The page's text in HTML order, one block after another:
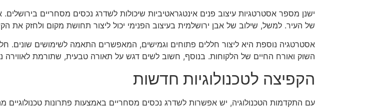
ישנן מספר אסטרטגיות עיצוב פנים אינטגראטיביות שיכולות לשדרג נכסים מסחריים
של העיר. למשל, שילוב של אבן ירושלמית בעיצוב הפנימי יכול ליצור תחושת מקום ולחזק את
אסטרטגיה נוספת היא ליצור חללים פתוחים וגמישים, המאפשרים התאמה לשימושים
השוק ואורח החיים של הלקוחות. בנוסף, חשוב לשים דגש על תאורה טבעית, שתורמת לאווירה
הקפיצה לטכנולוגיות חדשות
עם התקדמות הטכנולוגיה, יש אפשרות לשדרג נכסים מסחריים באמצעות פתרונות